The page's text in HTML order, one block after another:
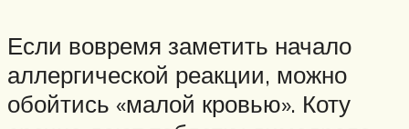
Если вовремя заметить начало
аллергической реакции, можно
обойтись «малой кровью». Коту